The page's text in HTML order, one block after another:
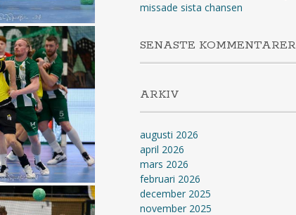
missade sista chansen
SENASTE KOMMENTARER
ARKIV
augusti 2026
april 2026
mars 2026
februari 2026
december 2025
november 2025